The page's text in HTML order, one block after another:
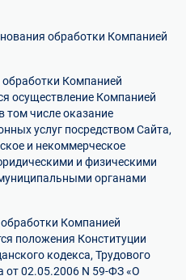
обработки Компанией
Компанией
осуществление Компанией
том числе оказание
услуг посредством Сайта,
и некоммерческое
и физическими
органами
Компанией
положения Конституции
кодекса, Трудового
от 02.05.2006 N 59-ФЗ «О